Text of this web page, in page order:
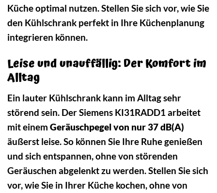
Küche optimal nutzen. Stellen Sie sich vor, wie Sie
den Kühlschrank perfekt in Ihre Küchenplanung
integrieren können.
Leise und unauffällig: Der Komfort im
Alltag
Ein lauter Kühlschrank kann im Alltag sehr
störend sein. Der Siemens KI31RADD1 arbeitet
mit einem Geräuschpegel von nur 37 dB(A)
äußerst leise. So können Sie Ihre Ruhe genießen
und sich entspannen, ohne von störenden
Geräuschen abgelenkt zu werden. Stellen Sie sich
vor, wie Sie in Ihrer Küche kochen, ohne von